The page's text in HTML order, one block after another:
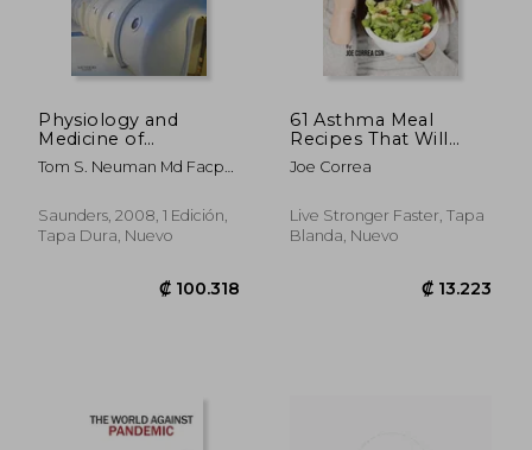
Physiology and
Medicine of
Hyperbaric Oxygen
Therapy (en Inglés)
Tom S. Neuman Md Facp
Md Phd
Saunders, 2008, 1 Edición,
Tapa Dura, Nuevo
61 Asthma Meal
Recipes That Will
Help To Naturally
Reduce Chronic and
Symptoms: Home
Remedies for
Joe Correa
Live Stronger Faster, Tapa
Blanda, Nuevo